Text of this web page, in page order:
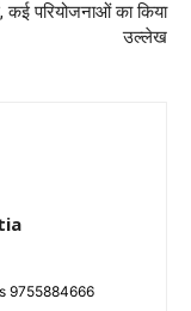
कई परियोजनाओं का किया
उल्लेख
9755884666